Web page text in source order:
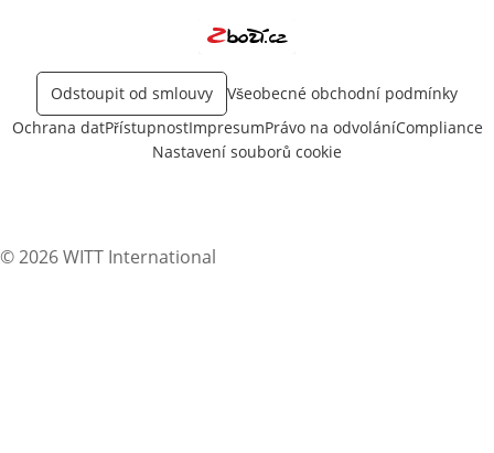
Odstoupit od smlouvy
Všeobecné obchodní podmínky
Ochrana datPřístupnostImpresumPrávo na odvoláníCompliance
Nastavení souborů cookie
© 2026 WITT International